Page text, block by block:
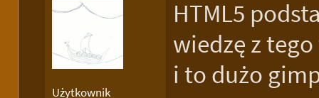
Użytkownik
HTML5
wiedzę z
i to dużo